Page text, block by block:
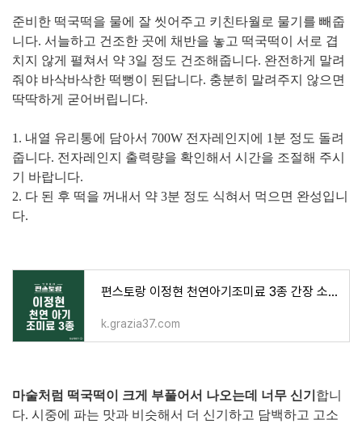
준비한 떡국떡을 물에 잘 씻어주고 키친타월로 물기를 빼줍
니다. 서늘하고 건조한 곳에 채반을 놓고 떡국떡이 서로 겹
치지 않게 펼쳐서 약 3일 정도 건조해줍니다. 완전하게 말려
줘야 바삭바삭한 떡뻥이 된답니다. 충분히 말려주지 않으면
딱딱하게 굳어버립니다.
1. 내열 유리통에 담아서 700W 전자레인지에 1분 정도 돌려
줍니다. 전자레인지 출력량을 확인해서 시간을 조절해 주시
기 바랍니다.
2. 다 된 후 떡을 꺼내서 약 3분 정도 식혀서 먹으면 완성입니
다.
편스토랑 이정현 천연아기조미료 3종 간장 소금 맛가루 황금레시피
k.grazia37.com
마술처럼 떡국떡이 크게 부풀어서 나오는데 너무 신기 합니
다. 시중에 파는 맛과 비슷해서 더 신기하고 담백하고 고소